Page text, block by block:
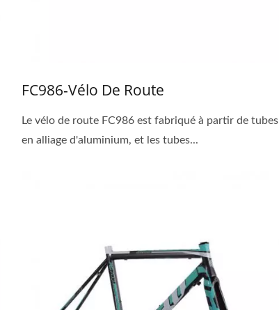
FC986-Vélo De Route
Le vélo de route FC986 est fabriqué à partir de tubes
en alliage d'aluminium, et les tubes...